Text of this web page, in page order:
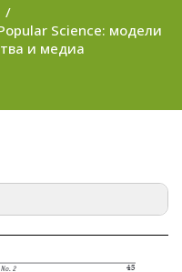
/
Science: модели
и медиа